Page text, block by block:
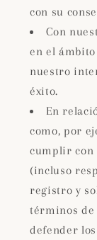
con su
Con
en el
nuestro
éxito.
En
como, por
cumplir con
(incluso
registro y
términos de
defender